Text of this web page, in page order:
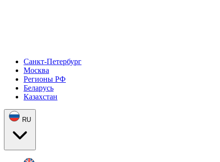
Санкт-Петербург
Москва
Регионы РФ
Беларусь
Казахстан
RU